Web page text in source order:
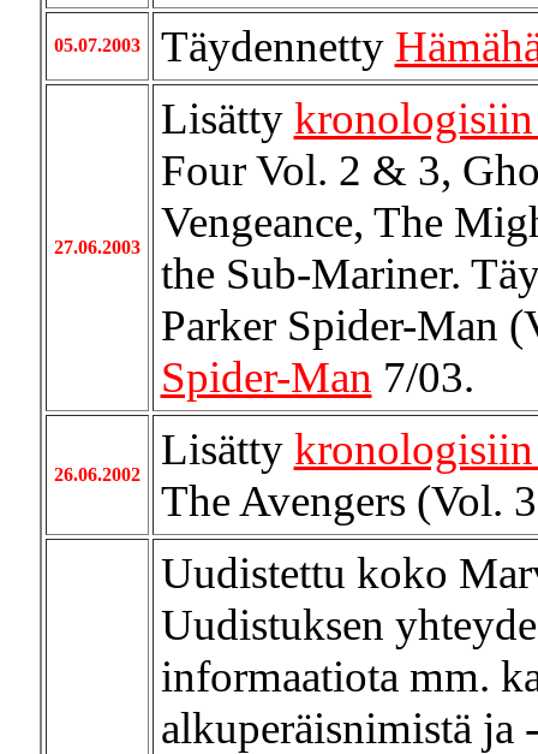
05.07.2003 Täydennetty
27.06.2003
Lisätty
Four Vol. 2 & 3,
Vengeance, The
the Sub-Mariner.
Parker Spider-Man
Spider-Man 7/03.
26.06.2002
Lisätty
The Avengers (Vol.
Uudistettu koko
Uudistuksen
informaatiota mm.
alkuperäisnimistä ja